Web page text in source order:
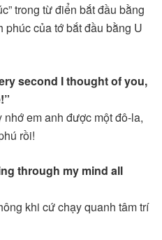
trong từ điển bắt đầu bằng
phúc của tớ bắt đầu bằng U
second I thought of you,
em anh được một đô-la,
rồi!
through my mind all
khi cứ chạy quanh tâm trí